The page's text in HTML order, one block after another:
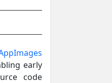
early
code